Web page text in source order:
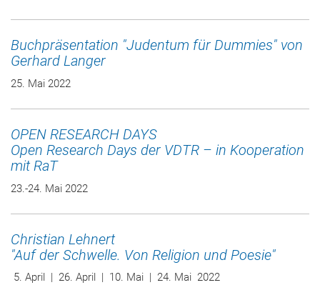
Buchpräsentation "Judentum für Dummies" von
Gerhard Langer
25. Mai 2022
OPEN RESEARCH DAYS
Open Research Days der VDTR – in Kooperation
mit RaT
23.-24. Mai 2022
Christian Lehnert
"Auf der Schwelle. Von Religion und Poesie"
5. April | 26. April | 10. Mai | 24. Mai 2022